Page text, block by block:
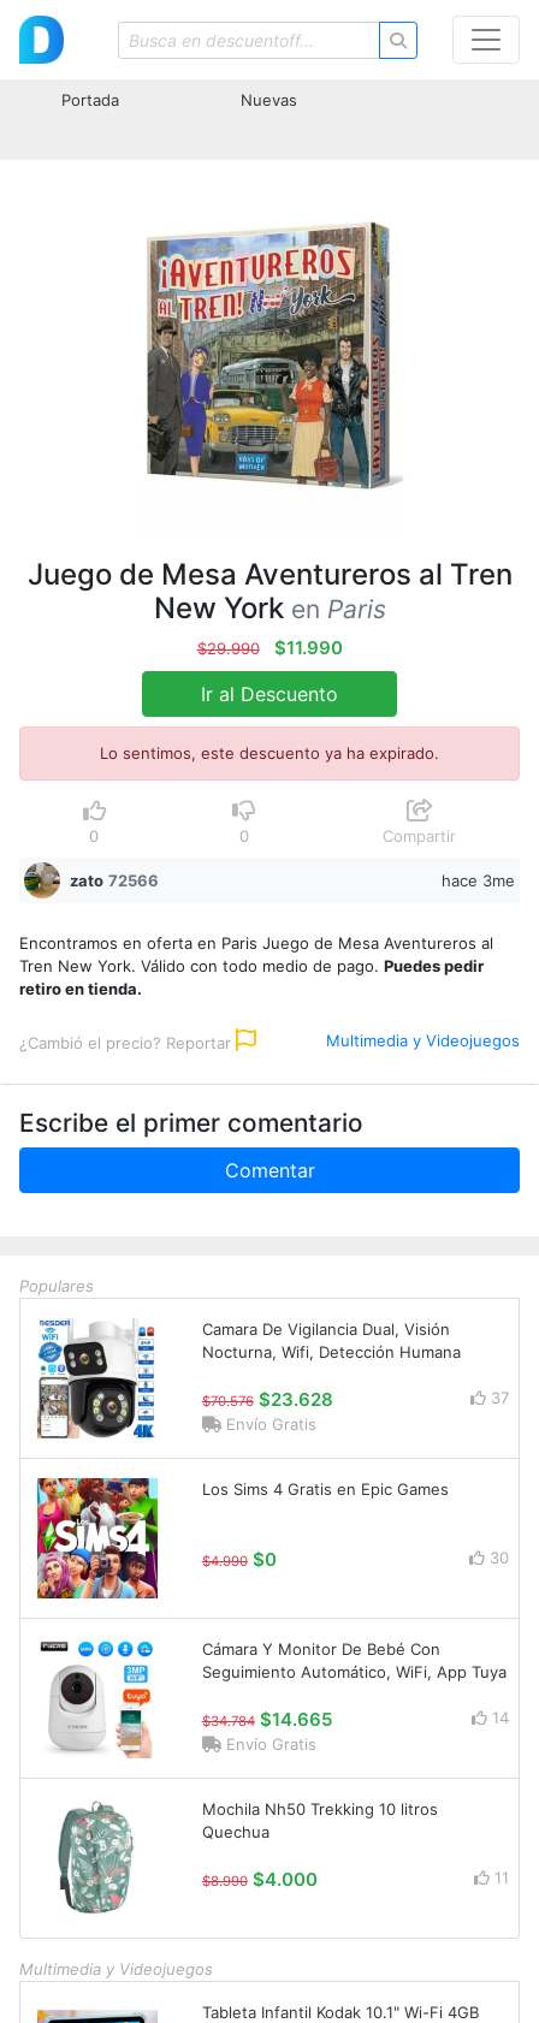
Portada Nuevas
Juego de Mesa Aventureros al Tren
New York en Paris
$29.990 $11.990
Ir al Descuento
Lo sentimos, este descuento ya ha expirado.
0 0 Compartir
zato 72566 hace 3me
Encontramos en oferta en Paris Juego de Mesa Aventureros al
Tren New York. Válido con todo medio de pago. Puedes pedir
retiro en tienda.
¿Cambió el precio? Reportar Multimedia y Videojuegos
Escribe el primer comentario
Comentar
Populares
Camara De Vigilancia Dual, Visión
Nocturna, Wifi, Detección Humana
$70.576 $23.628
37
Envío Gratis
Los Sims 4 Gratis en Epic Games
$4.990 $0 30
Cámara Y Monitor De Bebé Con
Seguimiento Automático, WiFi, App Tuya
$34.784 $14.665
14
Envío Gratis
Mochila Nh50 Trekking 10 litros
Quechua
$8.990 $4.000 11
Multimedia y Videojuegos
Tableta Infantil Kodak 10.1" Wi-Fi 4GB